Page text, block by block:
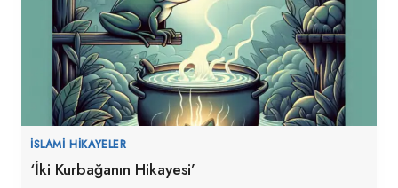
İSLAMI HIKAYELER
‘İki Kurbağanın Hikayesi’